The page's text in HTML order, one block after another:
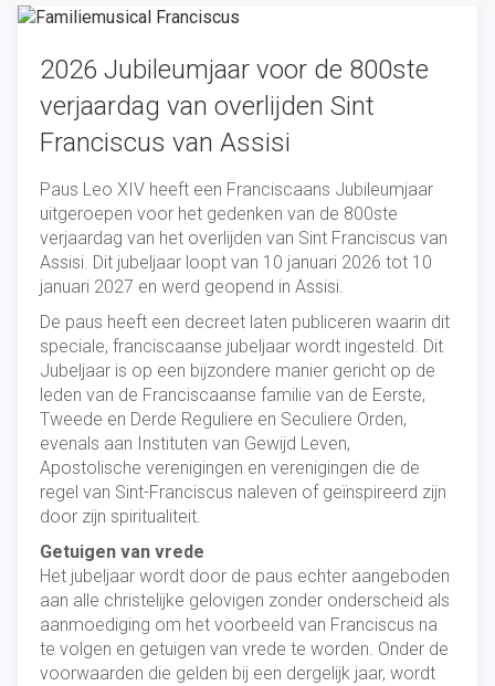
2026 Jubileumjaar voor de 800ste
verjaardag van overlijden Sint
Franciscus van Assisi
Paus Leo XIV heeft een Franciscaans Jubileumjaar
uitgeroepen voor het gedenken van de 800ste
verjaardag van het overlijden van Sint Franciscus van
Assisi. Dit jubeljaar loopt van 10 januari 2026 tot 10
januari 2027 en werd geopend in Assisi.
De paus heeft een decreet laten publiceren waarin dit
speciale, franciscaanse jubeljaar wordt ingesteld. Dit
Jubeljaar is op een bijzondere manier gericht op de
leden van de Franciscaanse familie van de Eerste,
Tweede en Derde Reguliere en Seculiere Orden,
evenals aan Instituten van Gewijd Leven,
Apostolische verenigingen en verenigingen die de
regel van Sint-Franciscus naleven of geïnspireerd zijn
door zijn spiritualiteit.
Getuigen van vrede
Het jubeljaar wordt door de paus echter aangeboden
aan alle christelijke gelovigen zonder onderscheid als
aanmoediging om het voorbeeld van Franciscus na
te volgen en getuigen van vrede te worden. Onder de
voorwaarden die gelden bij een dergelijk jaar, wordt